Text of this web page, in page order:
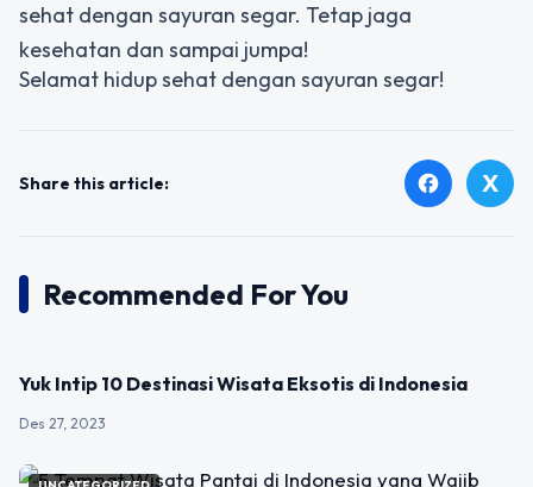
sehat dengan sayuran segar. Tetap jaga
kesehatan dan sampai jumpa!
Selamat hidup sehat dengan sayuran segar!
Share this article: facebook X
Recommended For You
Yuk Intip 10 Destinasi Wisata Eksotis di Indonesia
Des 27, 2023